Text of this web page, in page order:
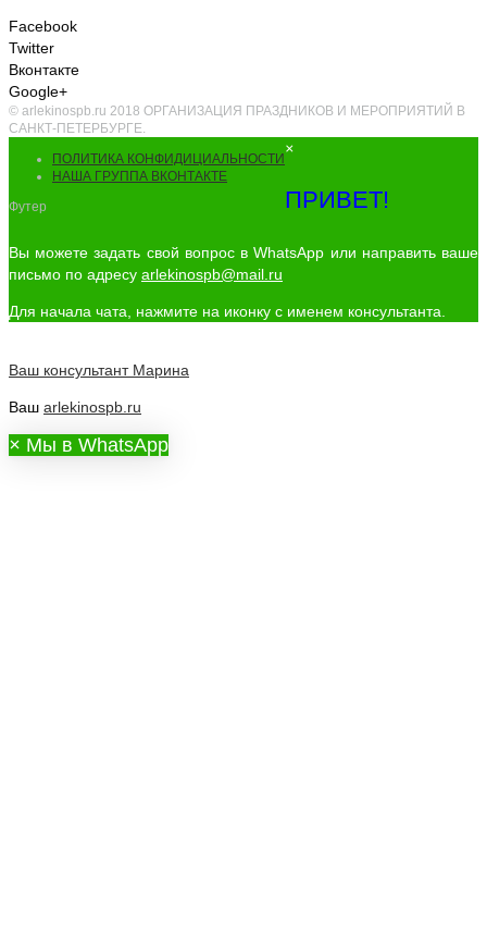
Facebook
Twitter
Вконтакте
Google+
© arlekinospb.ru 2018 ОРГАНИЗАЦИЯ ПРАЗДНИКОВ И МЕРОПРИЯТИЙ В
САНКТ-ПЕТЕРБУРГЕ.
ПОЛИТИКА КОНФИДИЦИАЛЬНОСТИ
НАША ГРУППА ВКОНТАКТЕ
Футер
×
ПРИВЕТ!
Вы можете задать свой вопрос в WhatsApp или направить ваше
письмо по адресу arlekinospb@mail.ru
Для начала чата, нажмите на иконку с именем консультанта.
Ваш консультант Марина
Ваш arlekinospb.ru
× Мы в WhatsApp